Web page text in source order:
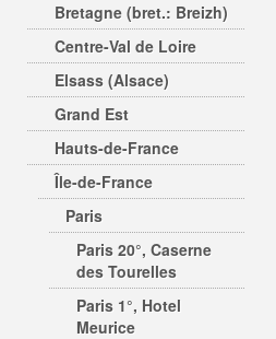
Bretagne (bret.: Breizh)
Centre-Val de Loire
Elsass (Alsace)
Grand Est
Hauts-de-France
Île-de-France
Paris
Paris 20°, Caserne
des Tourelles
Paris 1°, Hotel
Meurice